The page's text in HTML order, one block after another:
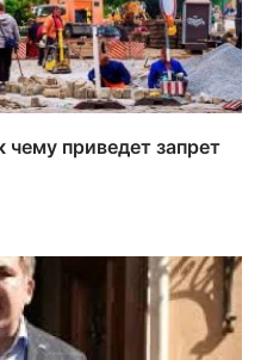
чему приведет запрет